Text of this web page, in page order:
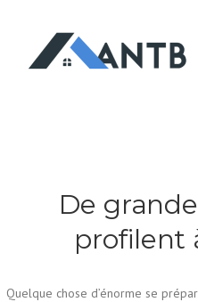
De
profilent
Quelque chose d’énorme se